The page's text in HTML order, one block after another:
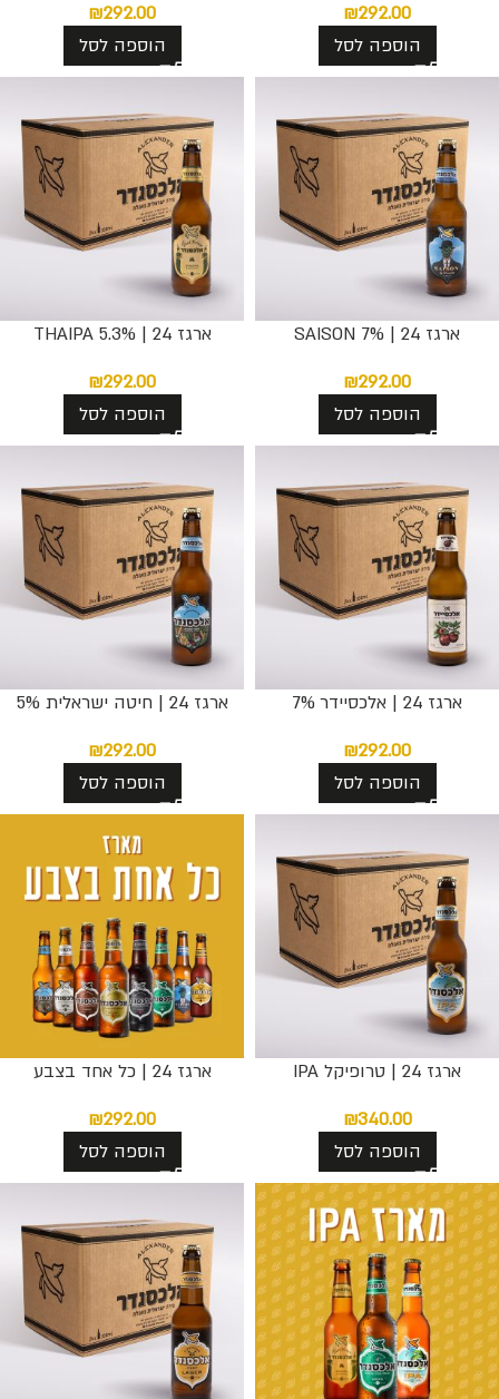
₪292.00
הוספה לסל
₪292.00
הוספה לסל
ארגז 24 | SAISON 7%
₪292.00
הוספה לסל
ארגז 24 | THAIPA 5.3%
₪292.00
הוספה לסל
ארגז 24 | אלכסיידר 7%
₪292.00
הוספה לסל
ארגז 24 | חיטה ישראלית 5%
₪292.00
הוספה לסל
ארגז 24 | טרופיקל IPA
₪340.00
הוספה לסל
ארגז 24 | כל אחד בצבע
₪292.00
הוספה לסל